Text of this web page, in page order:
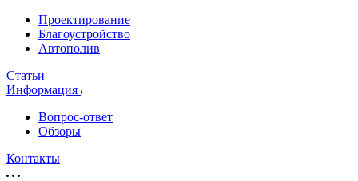
Проектирование
Благоустройство
Автополив
Статьи
Информация
Вопрос-ответ
Обзоры
Контакты